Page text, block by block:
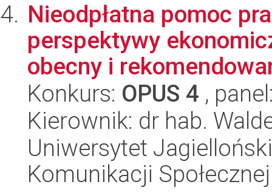
Nieodpłatna pomoc
perspektywy
obecny i
Konkurs: OPUS 4 ,
Kierownik: dr hab.
Uniwersytet
Komunikacji Społecznej